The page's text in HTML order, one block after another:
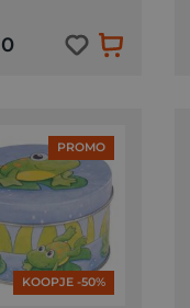
PROMO
KOOPJE -50%